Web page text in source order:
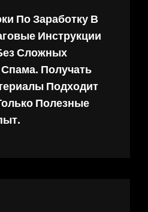
По Заработку В
Инструкции
Сложных
Получать
Подходит
Полезные